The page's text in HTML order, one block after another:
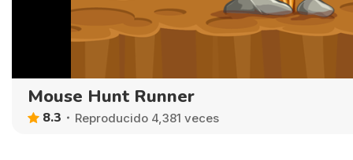
Mouse Hunt Runner
8.3 Reproducido 4,381 veces